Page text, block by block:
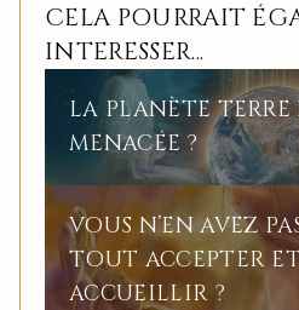
CELA POURRAIT
INTERESSER...
LA PLANÈTE TERRE
MENACÉE ?
VOUS N’EN AVEZ
TOUT ACCEPTER
ACCUEILLIR ?